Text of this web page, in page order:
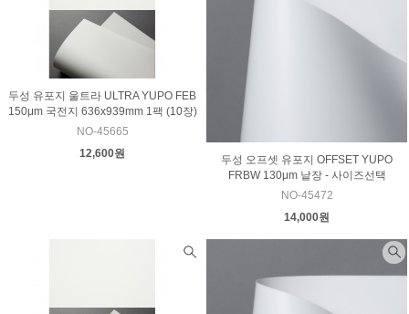
두성 유포지 울트라 ULTRA YUPO FEB
150μm 국전지 636x939mm 1팩 (10장)
NO-45665
12,600원
두성 오프셋 유포지 OFFSET YUPO
FRBW 130μm 낱장 - 사이즈선택
NO-45472
14,000원